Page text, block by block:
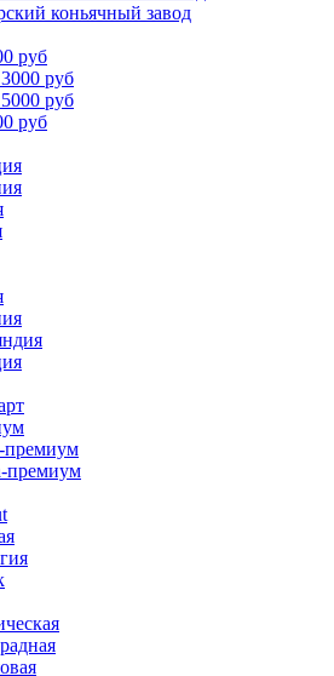
коньячный завод
руб
руб
руб
руб
премиум
премиум